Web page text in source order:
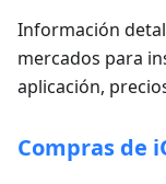
Información
mercados para
aplicación,
Compras de